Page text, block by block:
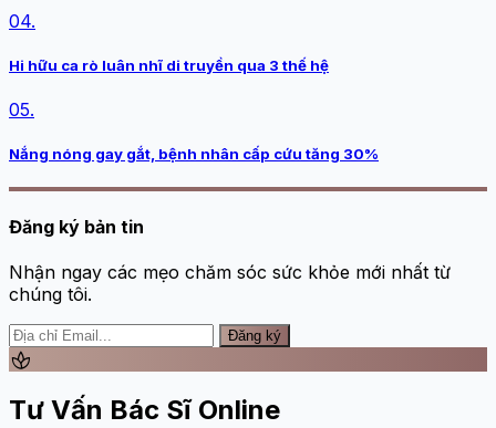
04.
Hi hữu ca rò luân nhĩ di truyền qua 3 thế hệ
05.
Nắng nóng gay gắt, bệnh nhân cấp cứu tăng 30%
Đăng ký bản tin
Nhận ngay các mẹo chăm sóc sức khỏe mới nhất từ
chúng tôi.
Đăng ký
spa
Tư Vấn Bác Sĩ Online